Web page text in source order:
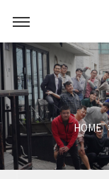
HOME